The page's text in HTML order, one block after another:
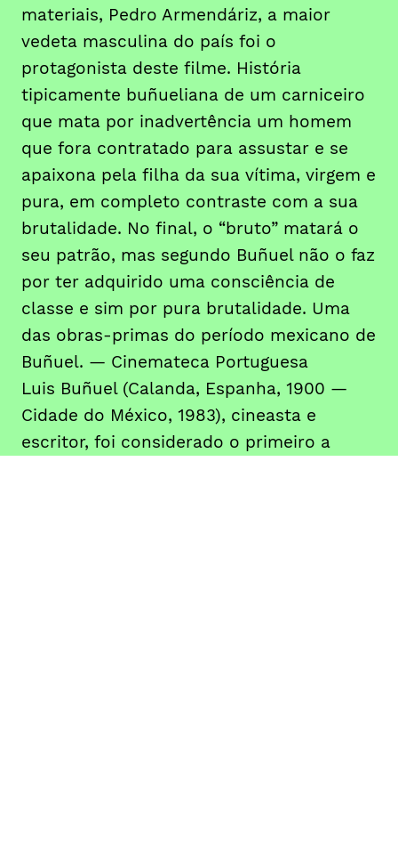
materiais, Pedro Armendáriz, a maior
vedeta masculina do país foi o
protagonista deste filme. História
tipicamente buñueliana de um carniceiro
que mata por inadvertência um homem
que fora contratado para assustar e se
apaixona pela filha da sua vítima, virgem e
pura, em completo contraste com a sua
brutalidade. No final, o “bruto” matará o
seu patrão, mas segundo Buñuel não o faz
por ter adquirido uma consciência de
classe e sim por pura brutalidade. Uma
das obras-primas do período mexicano de
Buñuel. — Cinemateca Portuguesa
Luis Buñuel (Calanda, Espanha, 1900 —
Cidade do México, 1983), cineasta e
escritor, foi considerado o primeiro a